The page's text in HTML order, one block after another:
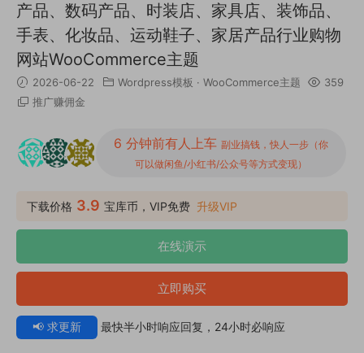
产品、数码产品、时装店、家具店、装饰品、
手表、化妆品、运动鞋子、家居产品行业购物
网站WooСommerce主题
2026-06-22 Wordpress模板 · WooCommerce主题
359
推广赚佣金
6 分钟前有人上车 副业搞钱，快人一步（你
可以做闲鱼/小红书/公众号等方式变现）
下载价格 3.9 宝库币，VIP免费 升级VIP
在线演示
立即购买
📢 求更新 最快半小时响应回复，24小时必响应